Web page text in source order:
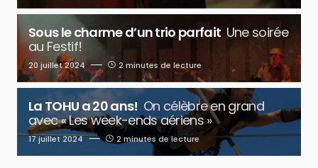
Sous le charme d’un trio parfait Une soirée
au Festif!
20 juillet 2024 2 minutes de lecture
La TOHU a 20 ans! On célèbre en grand
avec « Les week-ends aériens »
17 juillet 2024 2 minutes de lecture